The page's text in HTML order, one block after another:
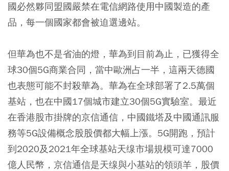
國必然夥同盟國嚴禁在電信網路使用中國製造的產
品，每一個國家都會被迫選邊站。
但華為也不是省油的燈，華為到目前為止，已獲得全
球30個5G商業合同，當中歐洲占一半，這兩天德國
也表態可能不封殺華為。華為在全球部署了2.5萬個
基站，也在中國17個城市建立30個5G實驗室。最近
在香港股市掛牌的京信通信，中國鐵塔及中國通訊服
務等5G設備概念股股價都大幅上漲。5G開跑，預計
到2020及2021年全球基站天缐市場規模可達7000
億人民幣，京信通信是天缐與小基站的領頭羊，股價